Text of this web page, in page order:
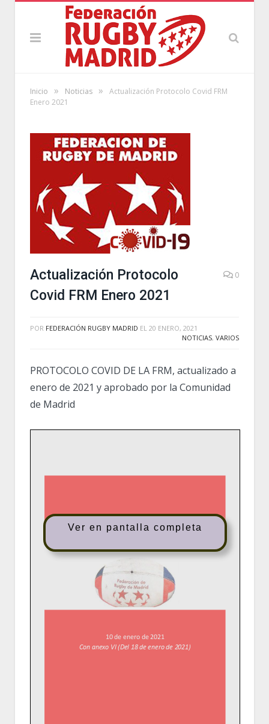
Inicio » Noticias »
Actualización Protocolo Covid FRM
Enero 2021
Actualización Protocolo
Covid FRM Enero 2021
0
POR FEDERACIÓN RUGBY MADRID EL 20 ENERO, 2021
NOTICIAS, VARIOS
PROTOCOLO COVID DE LA FRM, actualizado a
enero de 2021 y aprobado por la Comunidad
de Madrid
Ver en pantalla completa